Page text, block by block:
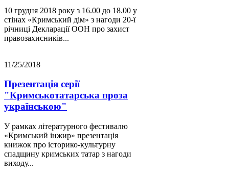
10 грудня 2018 року з 16.00 до 18.00 у
стінах «Кримський дім» з нагоди 20-ї
річниці Декларації ООН про захист
правозахисників...
11/25/2018
Презентація серії
"Кримськотатарська проза
українською"
У рамках літературного фестивалю
«Кримський інжир» презентація
книжок про історико-культурну
спадщину кримських татар з нагоди
виходу...